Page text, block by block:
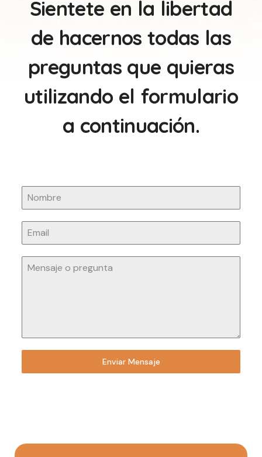
Sientete en la libertad
de hacernos todas las
preguntas que quieras
utilizando el formulario
a continuación.
Enviar Mensaje